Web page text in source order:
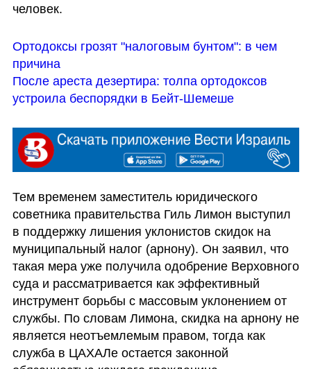
человек.
Ортодоксы грозят "налоговым бунтом": в чем
причина
После ареста дезертира: толпа ортодоксов
устроила беспорядки в Бейт-Шемеше
Тем временем заместитель юридического
советника правительства Гиль Лимон выступил
в поддержку лишения уклонистов скидок на
муниципальный налог (арнону). Он заявил, что
такая мера уже получила одобрение Верховного
суда и рассматривается как эффективный
инструмент борьбы с массовым уклонением от
службы. По словам Лимона, скидка на арнону не
является неотъемлемым правом, тогда как
служба в ЦАХАЛе остается законной